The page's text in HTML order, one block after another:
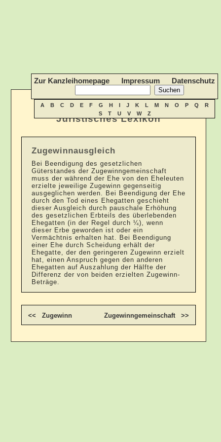
Juristisches Lexikon
Zur Kanzleihomepage Impressum Datenschutz
A B C D E F G H I J K L M N O P Q
R
S
T U V W Z
Zugewinnausgleich
Bei Beendigung des gesetzlichen
Güterstandes der Zugewinngemeinschaft
muss der während der Ehe von den Eheleuten
erzielte jeweilige Zugewinn gegenseitig
ausgeglichen werden. Bei Beendigung der Ehe
durch den Tod eines Ehegatten geschieht
dieser Ausgleich durch pauschale Erhöhung
des gesetzlichen Erbteils des überlebenden
Ehegatten (in der Regel durch ¼), wenn
dieser Erbe geworden ist oder ein
Vermächtnis erhalten hat. Bei Beendigung
einer Ehe durch Scheidung erhält der
Ehegatte, der den geringeren Zugewinn erzielt
hat, einen Anspruch gegen den anderen
Ehegatten auf Auszahlung der Hälfte der
Differenz der von beiden erzielten Zugewinn-
Beträge.
<< Zugewinn Zugewinngemeinschaft >>